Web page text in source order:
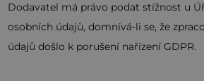
Dodavatel má právo podat stížnost u
osobních údajů, domnívá‑li se, že
údajů došlo k porušení nařízení GDPR.